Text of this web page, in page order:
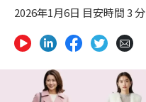
2026年1月6日 目安時間 3 分